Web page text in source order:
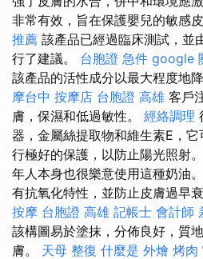
非常有效，旨在保護嬰兒的敏感
推薦 該產品已經過臨床測試，並
行了建議。 台胞證 急件 google
該產品的活性成分以最大程度地
摩台中 按摩店 台胞證 高雄 客戶
膚，保濕和低過敏性。 經絡調理
器，金屬絲提取物和維生素E，
行極好的保護，以防止陽光照射。
年人本身也很樂意使用這種奶油
有抗氧化特性，並防止皮膚過早
按摩 台胞證 高雄 記帳士 會計師
該構圖易於塗抹，分佈良好，質
膚。 天母 整復 什麼是 外燴 烤肉